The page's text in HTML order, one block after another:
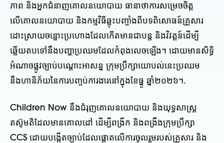
ភាព និងអ្នកជំនាញគោលនយោបាយ ធានាថាការសម្រេចចិត្ត
លើគោលនយោបាយ និងកម្មវិធីឆ្លុះបញ្ចាំងពីបទពិសោធន៍គ្រួសារ
ដោះស្រាយចន្លោះប្រហោងដែលកើតមានជាបន្ត និងវិវត្តន៍ដើម្បី
ឆ្លើយតបទៅនឹងបញ្ហាប្រឈមដែលកំពុងលេចឡើង។ ដោយមានសិទ្ធិ
អំណាចផ្លូវច្បាប់បណ្តោះអាសន្ន ក្រុមប្រឹក្សាយោបល់នេះប្រឈម
នឹងហានិភ័យនៃការបញ្ចប់ការងារនៅក្នុងខែធ្នូ ឆ្នាំ២០២៦។.
Children Now នឹងជំរុញគោលនយោបាយ និងយុទ្ធសាស្ត្រ
តស៊ូមតិដែលមានគោលដៅ ដើម្បីពង្រីក និងពង្រឹងក្រុមប្រឹក្សា
CCS ដោយបង្កើតច្បាប់ដែលផ្តោតលើការចូលរួមរបស់គ្រួសារ និង